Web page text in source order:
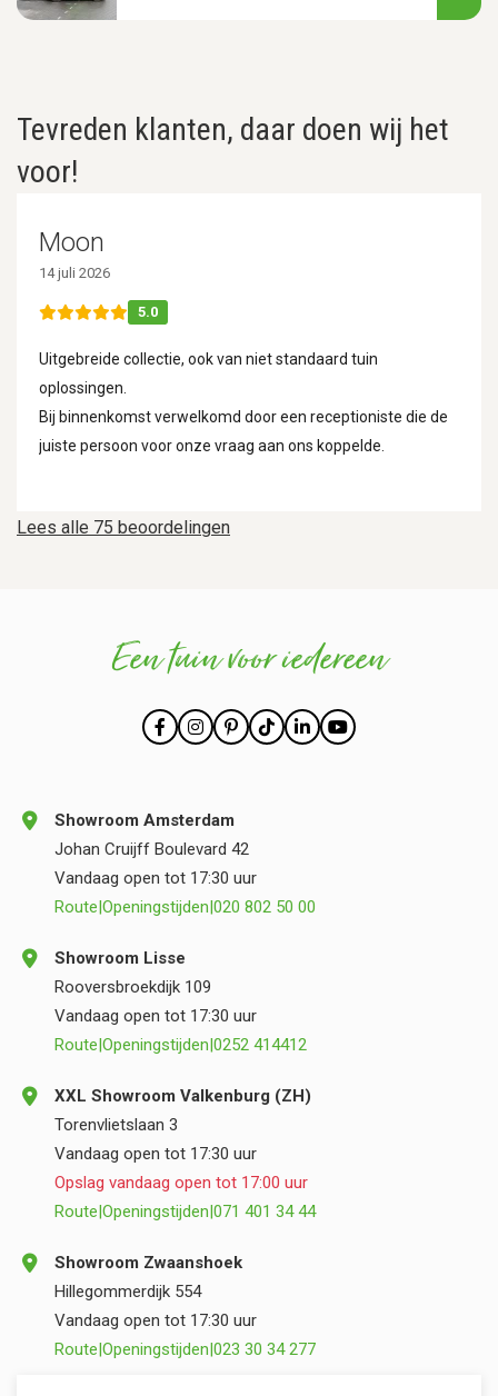
Tevreden klanten, daar doen wij het
voor!
Lees alle 75 beoordelingen
Moon
14 juli 2026
5.0
Uitgebreide collectie, ook van niet standaard tuin
oplossingen.
Bij binnenkomst verwelkomd door een receptioniste die de
juiste persoon voor onze vraag aan ons koppelde.
Een tuin voor iedereen
Showroom Amsterdam
Johan Cruijff Boulevard 42
Vandaag open tot 17:30 uur
Route|Openingstijden|020 802 50 00
Showroom Lisse
Rooversbroekdijk 109
Vandaag open tot 17:30 uur
Route|Openingstijden|0252 414412
XXL Showroom Valkenburg (ZH)
Torenvlietslaan 3
Vandaag open tot 17:30 uur
Opslag vandaag open tot 17:00 uur
Route|Openingstijden|071 401 34 44
Showroom Zwaanshoek
Hillegommerdijk 554
Vandaag open tot 17:30 uur
Route|Openingstijden|023 30 34 277